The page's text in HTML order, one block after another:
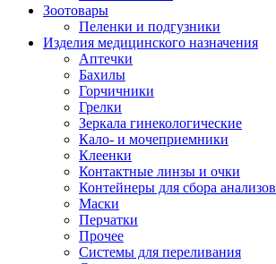
Зоотовары
Пеленки и подгузники
Изделия медицинского назначения
Аптечки
Бахилы
Горчичники
Грелки
Зеркала гинекологические
Кало- и мочеприемники
Клеенки
Контактные линзы и очки
Контейнеры для сбора анализов
Маски
Перчатки
Прочее
Системы для переливания